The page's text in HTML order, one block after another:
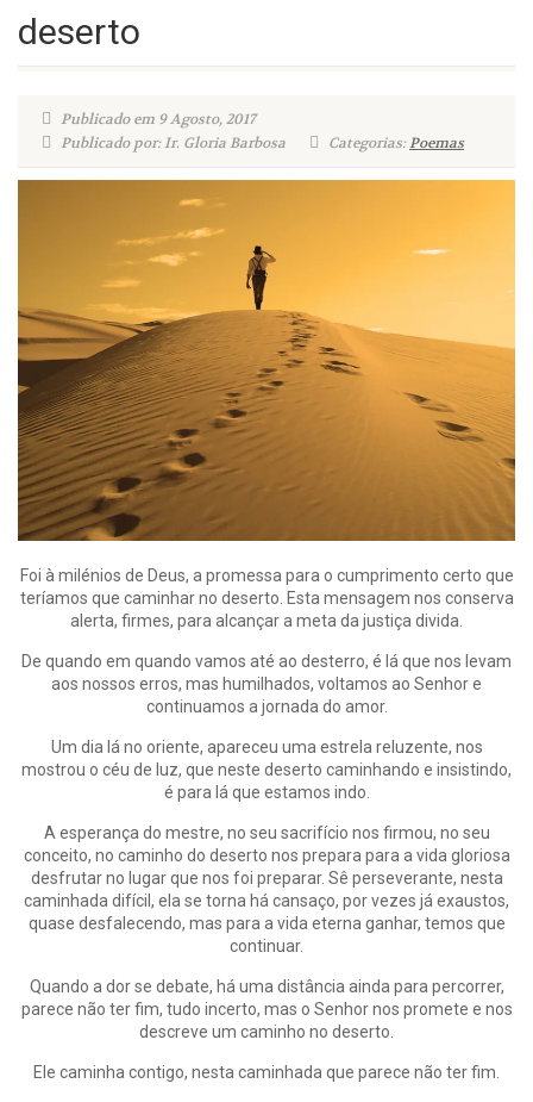
deserto
Publicado em 9 Agosto, 2017
Publicado por: Ir. Gloria Barbosa
Categorias:Poemas
Foi à milénios de Deus, a promessa para o cumprimento certo que
teríamos que caminhar no deserto. Esta mensagem nos conserva
alerta, firmes, para alcançar a meta da justiça divida.
De quando em quando vamos até ao desterro, é lá que nos levam
aos nossos erros, mas humilhados, voltamos ao Senhor e
continuamos a jornada do amor.
Um dia lá no oriente, apareceu uma estrela reluzente, nos
mostrou o céu de luz, que neste deserto caminhando e insistindo,
é para lá que estamos indo.
A esperança do mestre, no seu sacrifício nos firmou, no seu
conceito, no caminho do deserto nos prepara para a vida gloriosa
desfrutar no lugar que nos foi preparar. Sê perseverante, nesta
caminhada difícil, ela se torna há cansaço, por vezes já exaustos,
quase desfalecendo, mas para a vida eterna ganhar, temos que
continuar.
Quando a dor se debate, há uma distância ainda para percorrer,
parece não ter fim, tudo incerto, mas o Senhor nos promete e nos
descreve um caminho no deserto.
Ele caminha contigo, nesta caminhada que parece não ter fim.